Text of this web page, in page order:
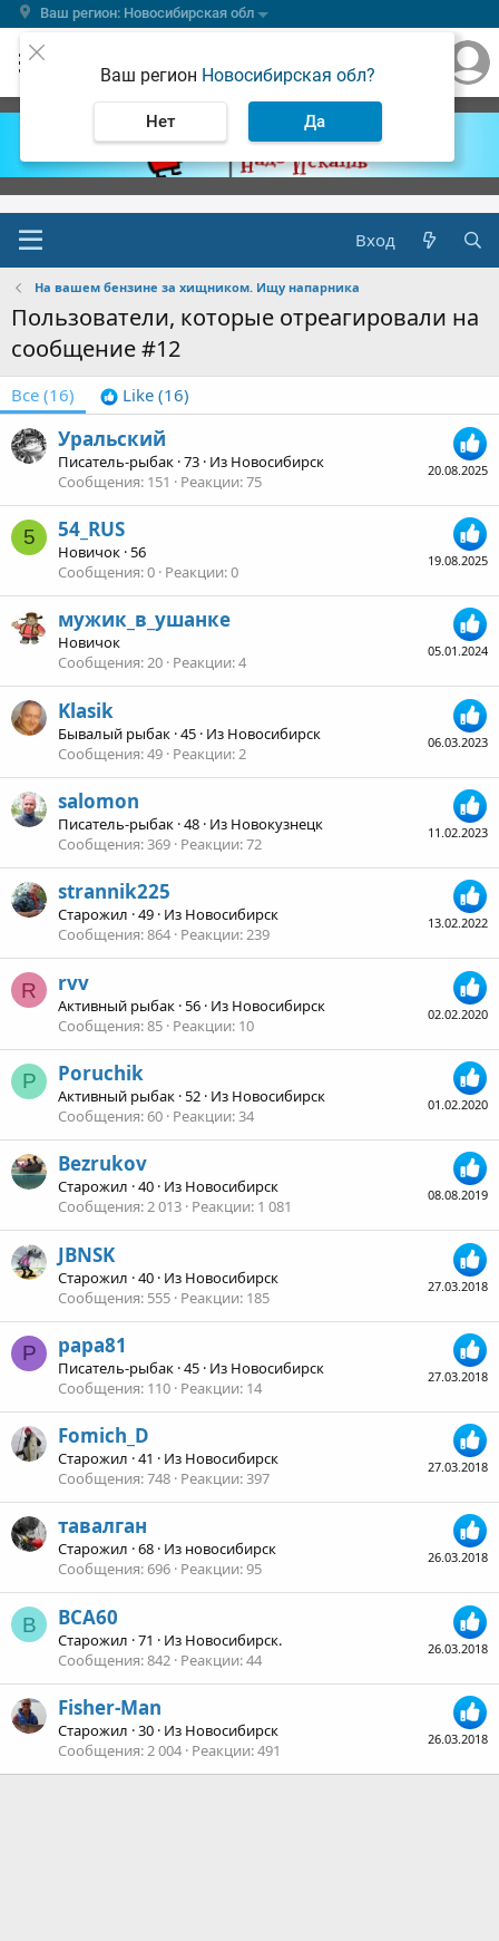
Ваш регион: Новосибирская обл
Ваш регион Новосибирская обл?
Нет Да
Вход
На вашем бензине за хищником. Ищу напарника
Пользователи, которые отреагировали на
сообщение #12
Все (16) Like (16)
20.08.2025
Уральский
Писатель-рыбак ·73 · Из Новосибирск
Сообщения 151 Реакции 75
5
19.08.2025
54_RUS
Новичок ·56
Сообщения 0 Реакции 0
05.01.2024
мужик_в_ушанке
Новичок
Сообщения 20 Реакции 4
06.03.2023
Klasik
Бывалый рыбак ·45 · Из Новосибирск
Сообщения 49 Реакции 2
11.02.2023
salomon
Писатель-рыбак ·48 · Из Новокузнецк
Сообщения 369 Реакции 72
13.02.2022
strannik225
Старожил ·49 · Из Новосибирск
Сообщения 864 Реакции 239
R
02.02.2020
rvv
Активный рыбак ·56 · Из Новосибирск
Сообщения 85 Реакции 10
P
01.02.2020
Poruchik
Активный рыбак ·52 · Из Новосибирск
Сообщения 60 Реакции 34
08.08.2019
Bezrukov
Старожил ·40 · Из Новосибирск
Сообщения 2 013 Реакции 1 081
27.03.2018
JBNSK
Старожил ·40 · Из Новосибирск
Сообщения 555 Реакции 185
P
27.03.2018
papa81
Писатель-рыбак ·45 · Из Новосибирск
Сообщения 110 Реакции 14
27.03.2018
Fomich_D
Старожил ·41 · Из Новосибирск
Сообщения 748 Реакции 397
26.03.2018
тавалган
Старожил ·68 · Из новосибирск
Сообщения 696 Реакции 95
В
26.03.2018
ВСА60
Старожил ·71 · Из Новосибирск.
Сообщения 842 Реакции 44
26.03.2018
Fisher-Man
Старожил ·30 · Из Новосибирск
Сообщения 2 004 Реакции 491